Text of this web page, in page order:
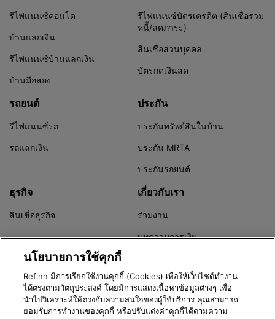
รีไฟแนนซ์คอนโด
บ้านแลกเงิน
รีไฟแนนซ์บ้านแลกเงิน
บ้านมือสอง
รีไฟแนนซ์บัตรเครดิต (สินเชื่อรวม
หนี้/ลดภาระ)
สินเชื่อส่วนบุคคล
บัตรกดเงินสด
รถยนต์
รีไฟแนนซ์รถ
รถแลกเงิน
ประกัน
ประกันทรัพย์สินในบ้าน
ประกัน MRTA
ประกันรถยนต์
ธุรกิจ
สินเชื่อธุรกิจ
เกี่ยวกับเรา
ร่วมงาน
บทความการเงิน
Version 3.8.0
นโยบายการใช้คุกกี้
Refinn มีการเรียกใช้งานคุกกี้ (Cookies) เพื่อให้เว็บไซต์ทำงาน
ได้ตรงตามวัตถุประสงค์ โดยมีการแสดงเนื้อหาข้อมูลต่างๆ เพื่อ
นำไปวิเคราะห์ให้ตรงกับความสนใจของผู้ใช้บริการ คุณสามารถ
ยอมรับการทำงานของคุกกี้ หรือปรับแต่งค่าคุกกี้ได้ตามความ